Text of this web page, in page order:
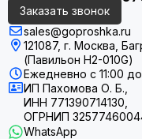
Заказать звонок
sales@goproshka.ru
121087, г. Москва,
(Павильон H2-010G)
Ежедневно с 11:00
ИП Пахомова О. Б.,
ИНН 771390714130,
ОГРНИП
WhatsApp